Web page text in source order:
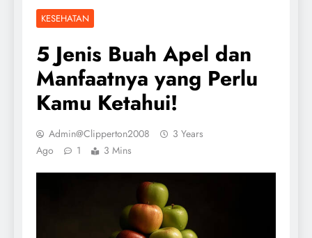
KESEHATAN
5 Jenis Buah Apel dan
Manfaatnya yang Perlu
Kamu Ketahui!
Admin@clipperton2008
3 Years
Ago
1 3 Mins